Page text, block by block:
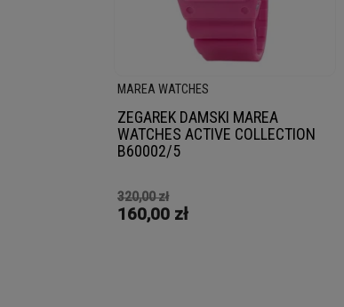
MAREA WATCHES
ZEGAREK DAMSKI MAREA
WATCHES ACTIVE COLLECTION
B60002/5
320,00 zł
160,00 zł